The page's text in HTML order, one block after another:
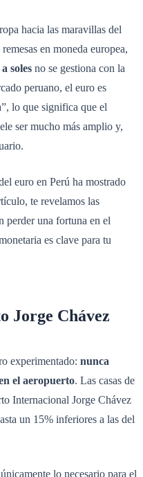
hacia las maravillas del
en moneda europea,
soles no se gestiona con la
peruano, el euro es
lo que significa que el
ser mucho más amplio y,
euro en Perú ha mostrado
te revelamos las
perder una fortuna en el
es clave para tu
Jorge Chávez
experimentado: nunca
el aeropuerto. Las casas de
Internacional Jorge Chávez
un 15% inferiores a las del
lo necesario para el